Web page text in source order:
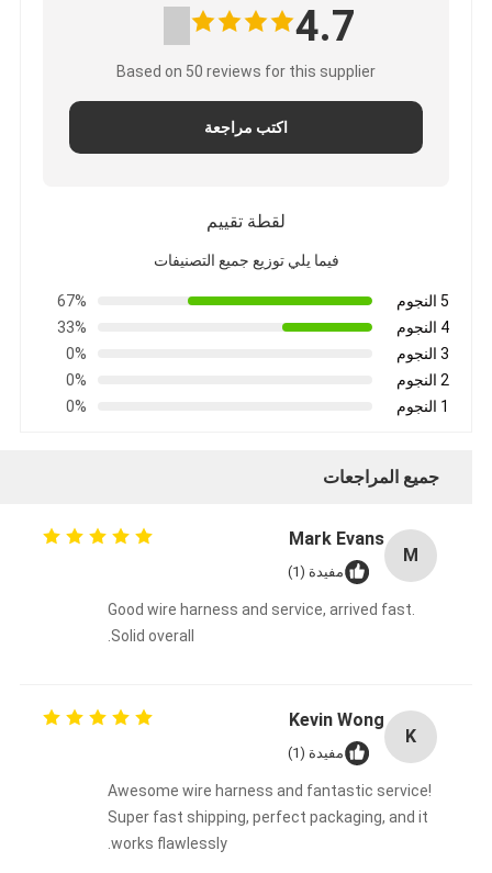
4.7
Based on 50 reviews for this supplier
اكتب مراجعة
لقطة تقييم
فيما يلي توزيع جميع التصنيفات
5 النجوم
67%
4 النجوم
33%
3 النجوم
0%
2 النجوم
0%
1 النجوم
0%
جميع المراجعات
M
Mark Evans
مفيدة (1)
Good wire harness and service, arrived fast.
Solid overall.
K
Kevin Wong
مفيدة (1)
Awesome wire harness and fantastic service!
Super fast shipping, perfect packaging, and it
works flawlessly.